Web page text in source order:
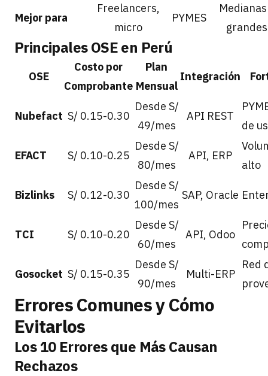
Mejor para
Freelancers,
micro
PYMES
grandes
Principales OSE en Perú
OSE
Costo por
Comprobante
Plan
Mensual
Integración
Nubefact S/ 0.15-0.30
Desde S/
49/mes
API REST
de
EFACT S/ 0.10-0.25
Desde S/
80/mes
API, ERP
alto
Bizlinks S/ 0.12-0.30
Desde S/
100/mes
SAP, Oracle
TCI S/ 0.10-0.20
Desde S/
60/mes
API, Odoo
Gosocket S/ 0.15-0.35
Desde S/
90/mes
Multi-ERP
Red
Errores Comunes y Cómo
Evitarlos
Los 10 Errores que Más Causan
Rechazos